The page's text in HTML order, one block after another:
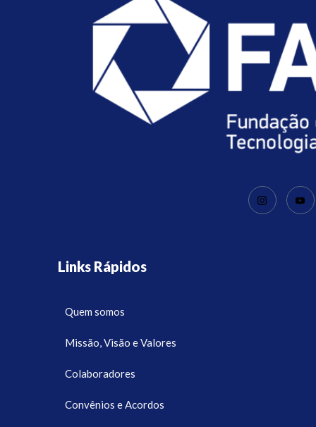
Links Rápidos
Quem somos
Missão, Visão e Valores
Colaboradores
Convênios e Acordos